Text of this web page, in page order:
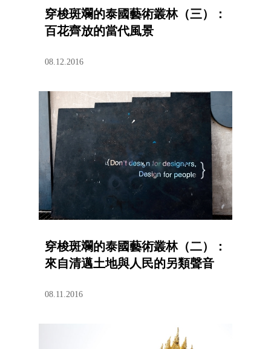
穿梭斑斕的泰國藝術叢林（三）：
百花齊放的當代風景
08.12.2016
穿梭斑斕的泰國藝術叢林（二）：
來自清邁土地與人民的另類聲音
08.11.2016